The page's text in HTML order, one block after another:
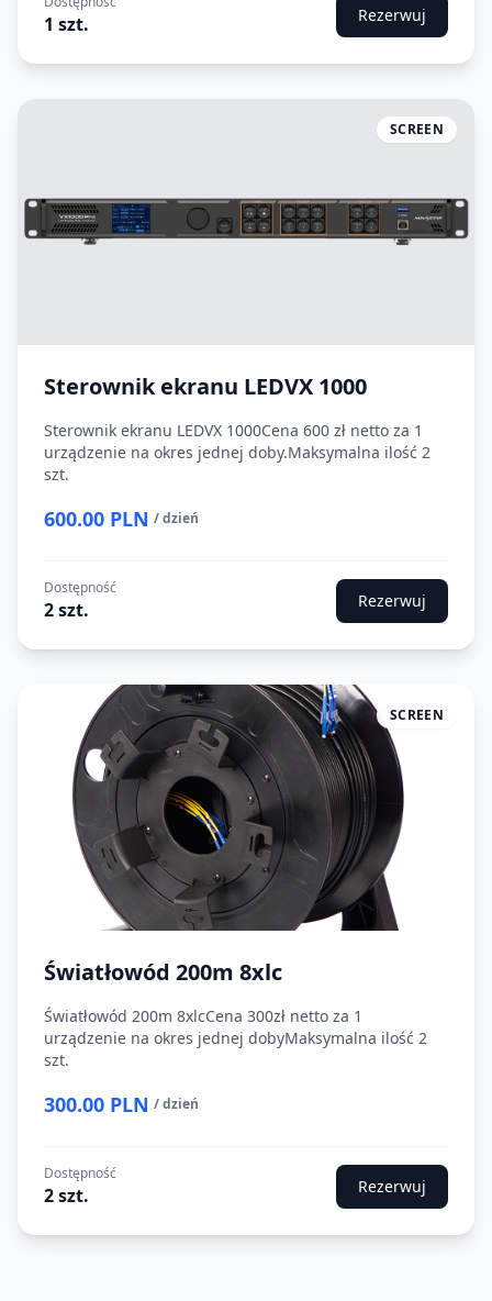
1 szt. Rezerwuj
SCREEN
Sterownik ekranu LEDVX 1000
Sterownik ekranu LEDVX 1000Cena 600 zł netto za 1
urządzenie na okres jednej doby.Maksymalna ilość 2
szt.
600.00 PLN / dzień
Dostępność
2 szt. Rezerwuj
SCREEN
Światłowód 200m 8xlc
Światłowód 200m 8xlcCena 300zł netto za 1
urządzenie na okres jednej dobyMaksymalna ilość 2
szt.
300.00 PLN / dzień
Dostępność
2 szt. Rezerwuj